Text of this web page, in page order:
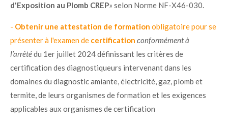
d'Exposition au Plomb CREP» selon Norme NF-X46-030.
- Obtenir une attestation de formation obligatoire pour se
présenter à l'examen de certification conformément à
l’arrêtédu 1er juillet 2024 définissant les critères de
certification des diagnostiqueurs intervenant dans les
domaines du diagnostic amiante, électricité, gaz, plomb et
termite, de leurs organismes de formation et les exigences
applicables aux organismes de certification